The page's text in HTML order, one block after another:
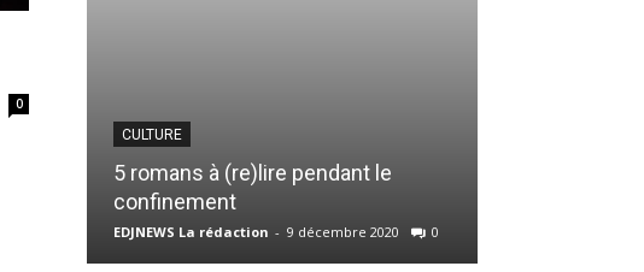
0
CULTURE
5 romans à (re)lire pendant le
confinement
EDJNEWS La rédaction - 9 décembre 2020 0